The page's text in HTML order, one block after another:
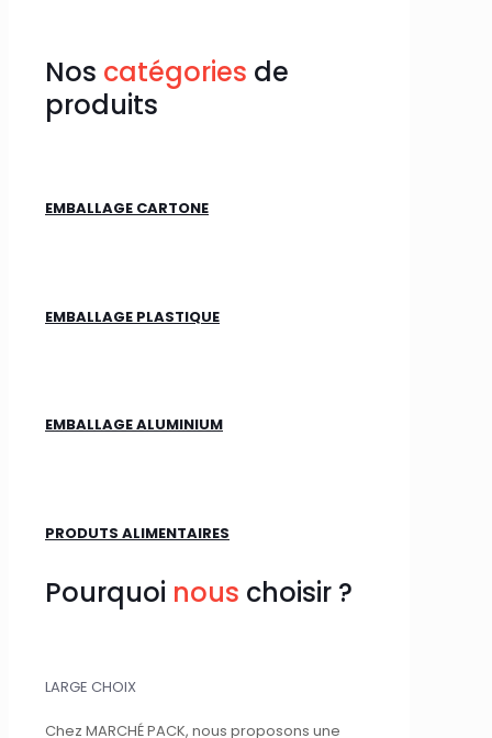
Nos catégories de
produits
EMBALLAGE CARTONE
EMBALLAGE PLASTIQUE
EMBALLAGE ALUMINIUM
PRODUTS ALIMENTAIRES
Pourquoi nous choisir ?
LARGE CHOIX
Chez MARCHÉ PACK, nous proposons une